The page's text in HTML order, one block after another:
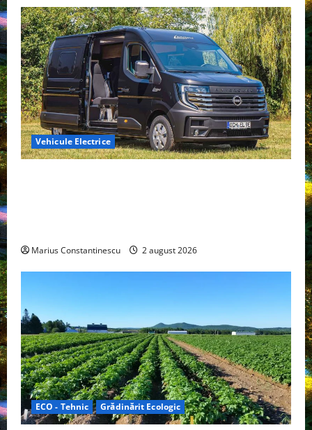
Vehicule Electrice
Marius Constantinescu 2 august 2026
ECO - Tehnic Grădinărit Ecologic